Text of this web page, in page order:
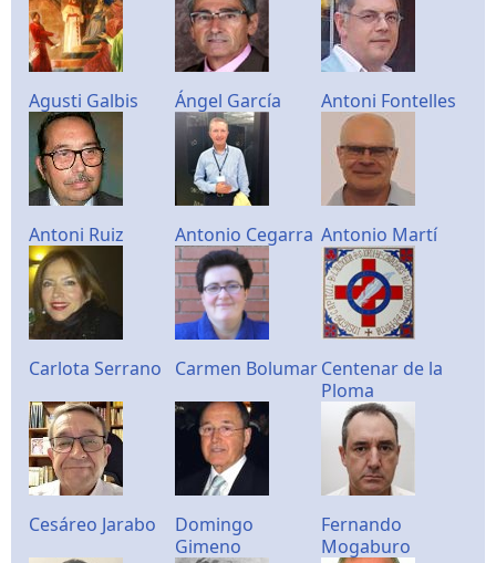
Agusti Galbis Ángel García Antoni Fontelles
Antoni Ruiz Antonio Cegarra Antonio Martí
Carlota Serrano Carmen BolumarCentenar de la
Ploma
Cesáreo Jarabo
Domingo
Gimeno
Fernando
Mogaburo